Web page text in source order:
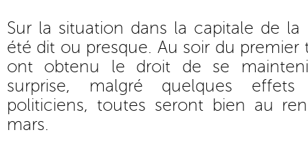
Sur la situation dans la capitale de la
été dit ou presque. Au soir du premier
ont obtenu le droit de se
surprise, malgré quelques
politiciens, toutes seront bien au
mars.